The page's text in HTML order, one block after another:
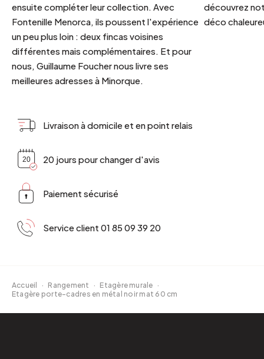
ensuite compléter leur collection. Avec
Fontenille Menorca, ils poussent l'expérience
un peu plus loin : deux fincas voisines
différentes mais complémentaires. Et pour
nous, Guillaume Foucher nous livre ses
meilleures adresses à Minorque.
découvrez
déco
Livraison à domicile et en point relais
20 jours pour changer d'avis
Paiement sécurisé
Service client 01 85 09 39 20
Accueil · Rangement · Etagère murale ·
Etagère porte-cadres en métal noir mat 60 cm